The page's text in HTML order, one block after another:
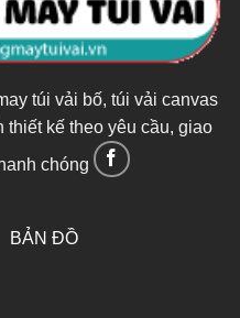
túi vải bố, túi vải canvas
kế theo yêu cầu, giao
chóng
BẢN ĐỒ